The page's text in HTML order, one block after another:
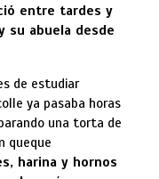
entre tardes y
su abuela desde
de estudiar
ya pasaba horas
una torta de
queque
harina y hornos